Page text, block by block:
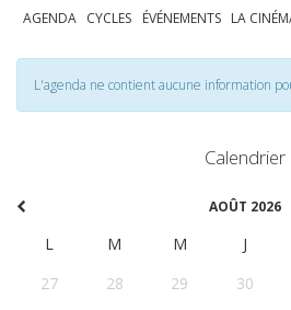
AGENDA CYCLES ÉVÉNEMENTS LA
L'agenda ne contient aucune information
Calendrier
AOÛT 2026
L M M J
27
28 29 30